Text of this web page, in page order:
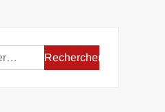
Rechercher :